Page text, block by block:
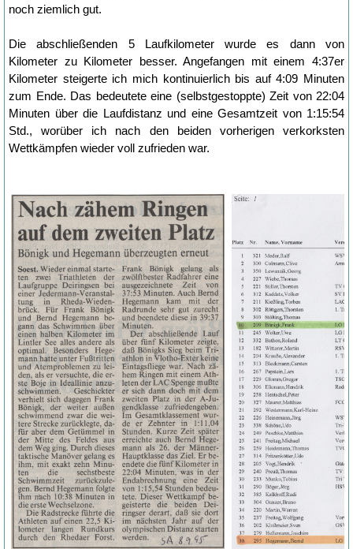
noch ziemlich gut.
Die abschließenden 5 Laufkilometer wurde es dann von
Kilometer zu Kilometer besser. Angefangen mit einem 4:37er
Kilometer steigerte ich mich kontinuierlich bis auf 4:09 Minuten
zum Ende. Das bedeutete eine (selbstgestoppte) Zeit von 22:04
Minuten über die Laufdistanz und eine Gesamtzeit von 1:15:54
Std., worüber ich nach den beiden vorherigen verkorksten
Wettkämpfen wieder voll zufrieden war.